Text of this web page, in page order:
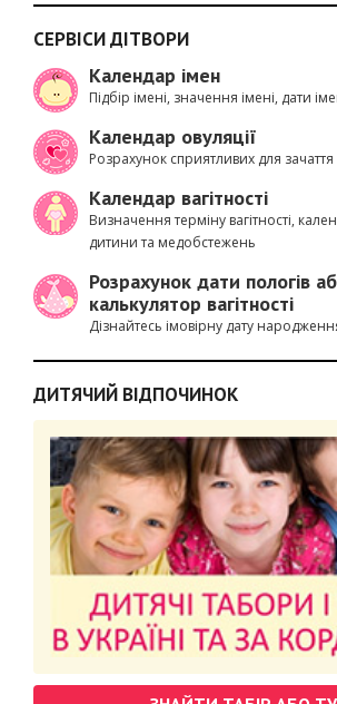
СЕРВІСИ ДІТВОРИ
Календар імен
Підбір імені, значення імені, дати
Календар овуляції
Розрахунок сприятливих для
Календар вагітності
Визначення терміну вагітності,
дитини та медобстежень
Розрахунок дати пологів
калькулятор вагітності
Дізнайтесь імовірну дату
ДИТЯЧИЙ ВІДПОЧИНОК